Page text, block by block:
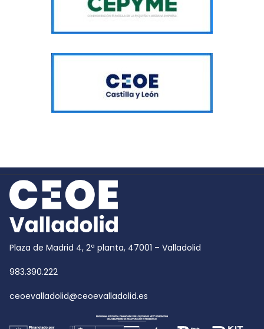
Plaza de Madrid 4, 2ª planta, 47001 – Valladolid
983.390.222
ceoevalladolid@ceoevalladolid.es